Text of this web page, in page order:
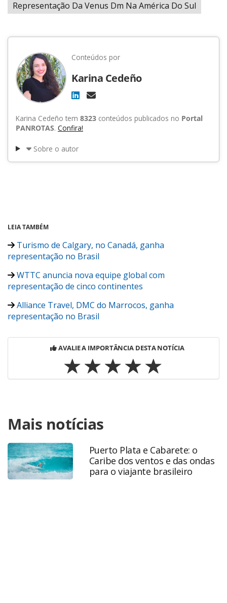
Representação Da Venus Dm Na América Do Sul
Conteúdos por
Karina Cedeño
Karina Cedeño tem 8323 conteúdos publicados no Portal
PANROTAS. Confira!
Sobre o autor
LEIA TAMBÉM
Turismo de Calgary, no Canadá, ganha
representação no Brasil
WTTC anuncia nova equipe global com
representação de cinco continentes
Alliance Travel, DMC do Marrocos, ganha
representação no Brasil
AVALIE A IMPORTÂNCIA DESTA NOTÍCIA
https://www.panrotas.com.br/viagens-
corporativas/mice/2026/05/travel4senses-fecha-parceria-
com-venus-dmc-para-representacao-na-america-do-
sul_228715.html ou as ferramentas oferecidas na página.
Todo o conteúdo produzido pela PANROTAS Editora é
protegido pela legislação brasileira sobre direito autoral.
Mais notícias
Puerto Plata e Cabarete: o
Caribe dos ventos e das ondas
para o viajante brasileiro